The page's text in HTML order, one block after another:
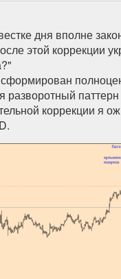
дня вполне
этой коррекции
разворотный
коррекции я